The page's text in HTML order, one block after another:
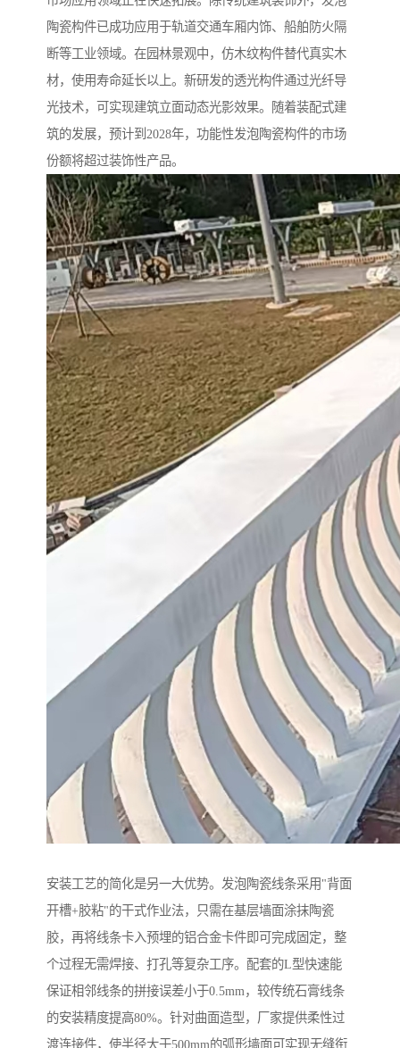
陶瓷构件已成功应用于轨道交通车厢内饰、船舶防火隔
断等工业领域。在园林景观中，仿木纹构件替代真实木
材，使用寿命延长以上。新研发的透光构件通过光纤导
光技术，可实现建筑立面动态光影效果。随着装配式建
筑的发展，预计到2028年，功能性发泡陶瓷构件的市场
份额将超过装饰性产品。
安装工艺的简化是另一大优势。发泡陶瓷线条采用"背面
开槽+胶粘"的干式作业法，只需在基层墙面涂抹陶瓷
胶，再将线条卡入预埋的铝合金卡件即可完成固定，整
个过程无需焊接、打孔等复杂工序。配套的L型快速能
保证相邻线条的拼接误差小于0.5mm，较传统石膏线条
的安装精度提高80%。针对曲面造型，厂家提供柔性过
渡连接件，使半径大于500mm的弧形墙面可实现无缝衔